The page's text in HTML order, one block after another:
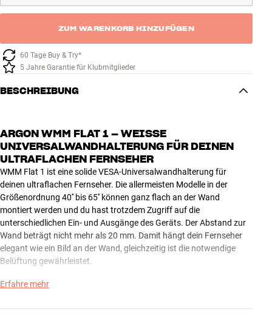
ZUM WARENKORB HINZUFÜGEN
60 Tage Buy & Try*
5 Jahre Garantie für Klubmitglieder
BESCHREIBUNG
ARGON WMM FLAT 1 – WEISSE U
NIVERSALWANDHALTERUNG FÜR DEINEN U
LTRAFLACHEN FERNSEHER
WMM Flat 1 ist eine solide VESA-Universalwandhalterung für
deinen ultraflachen Fernseher. Die allermeisten Modelle in der
Größenordnung 40'' bis 65'' können ganz flach an der Wand
montiert werden und du hast trotzdem Zugriff auf die
unterschiedlichen Ein- und Ausgänge des Geräts. Der Abstand zur
Wand beträgt nicht mehr als 20 mm. Damit hängt dein Fernseher
elegant wie ein Bild an der Wand, gleichzeitig ist die notwendige
Belüftung gewährleistet.
Die verschiedenen Ein- und Ausgänge erreichst du, wenn du an der
des Beschlags ausklappst. Anschließend schließt du die
Erfahre mehr